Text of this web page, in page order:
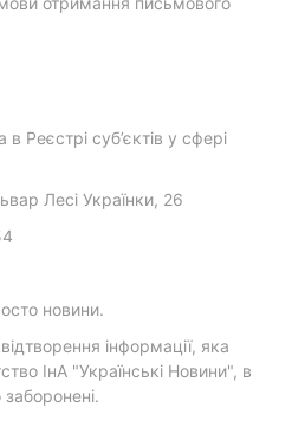
Реєстрі суб’єктів у сфері
Лесі Українки, 26
новини.
інформації, яка
ІнА "Українські Новини", в